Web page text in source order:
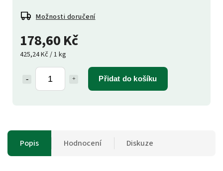
178,60 Kč
425,24 Kč / 1 kg
Přidat do košíku
Možnosti doručení
Popis Hodnocení Diskuze